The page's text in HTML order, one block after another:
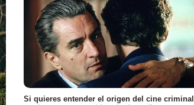
Si quieres entender el origen del cine criminal